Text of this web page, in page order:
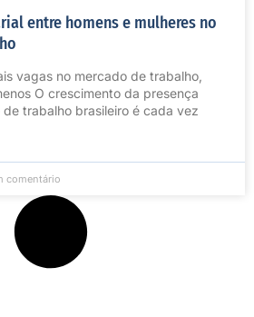
entre homens e mulheres no
vagas no mercado de trabalho,
O crescimento da presença
trabalho brasileiro é cada vez
comentário